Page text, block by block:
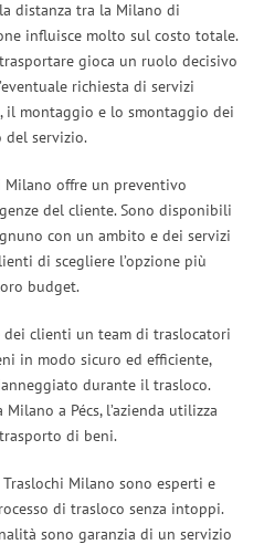
distanza tra la Milano di
influisce molto sul costo totale.
gioca un ruolo decisivo
richiesta di servizi
il montaggio e lo smontaggio dei
del servizio.
Milano offre un preventivo
del cliente. Sono disponibili
con un ambito e dei servizi
di scegliere l’opzione più
budget.
dei clienti un team di traslocatori
in modo sicuro ed efficiente,
durante il trasloco.
a Pécs, l’azienda utilizza
di beni.
Milano sono esperti e
di trasloco senza intoppi.
sono garanzia di un servizio